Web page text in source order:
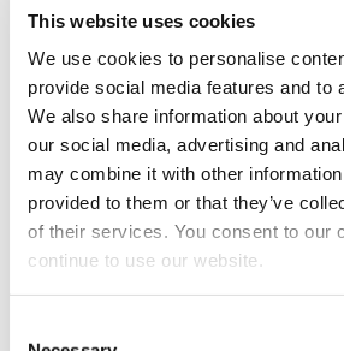
This website uses cookies
We use cookies to personalise
provide social media features and to
We also share information about
our social media, advertising and
may combine it with other information
provided to them or that they’ve
of their services. You consent to our
continue to use our website.
Obwohl der Design-
Allgemeinen aus den
Schritten besteht,
durchgegangen sind,
Proofing-Plattformen
Die Unterschiede
sich das Review-Tool
Funktionen